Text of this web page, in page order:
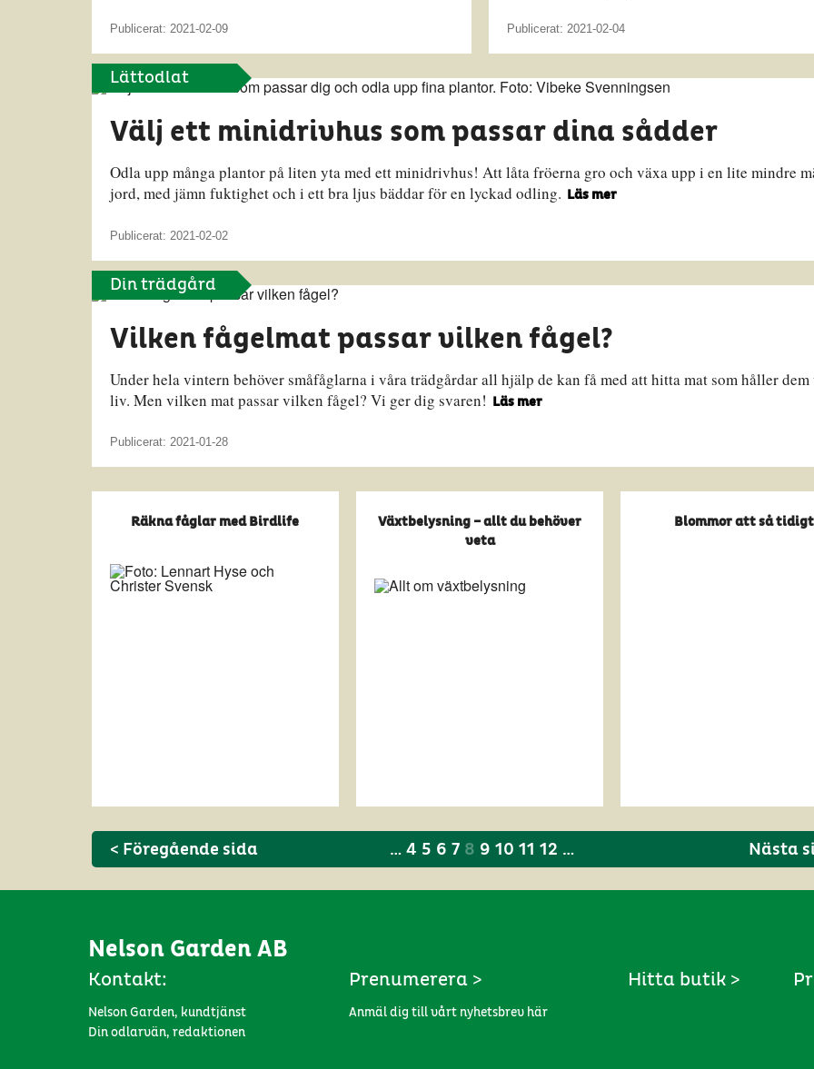
Publicerat: 2021-02-09 Publicerat: 2021-02-04
Lättodlat
Välj ett minidrivhus som passar dina sådder
Odla upp många plantor på liten yta med ett minidrivhus! Att låta fröerna gro och växa upp i en lite mindre
jord, med jämn fuktighet och i ett bra ljus bäddar för en lyckad odling.
Läs mer
Publicerat: 2021-02-02
Din trädgård
Vilken fågelmat passar vilken fågel?
Under hela vintern behöver småfåglarna i våra trädgårdar all hjälp de kan få med att hitta mat som håller
liv. Men vilken mat passar vilken fågel? Vi ger dig svaren!
Läs mer
Publicerat: 2021-01-28
Räkna fåglar med Birdlife
Växtbelysning – allt du behöver
veta
Blommor att så tidigt
< Föregående sida Nästa
… 4 5 6 7 8 9 10 11 12 …
Nelson Garden AB
Kontakt:
Nelson Garden, kundtjänst
Din odlarvän, redaktionen
Prenumerera >
Anmäl dig till vårt nyhetsbrev här
Hitta butik >